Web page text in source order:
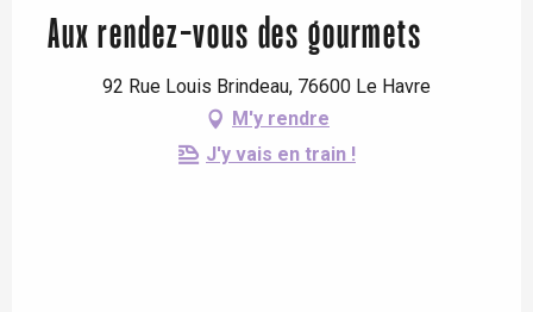
Aux rendez-vous des gourmets
92 Rue Louis Brindeau, 76600 Le Havre
M'y rendre
J'y vais en train !